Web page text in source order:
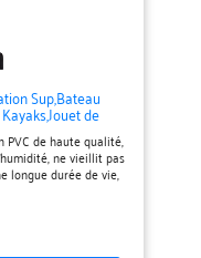
un équipement SUP de
Sup,Bateau
de
(11)
de haute qualité,
ne vieillit pas
longue durée de vie,
à transporter, ne
utilisé. [Facile à
à utiliser, peut vous